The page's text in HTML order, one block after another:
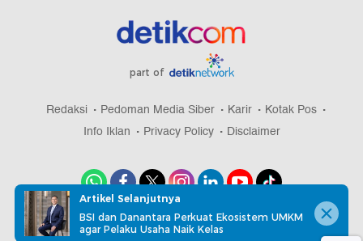
part of
Redaksi Pedoman Media Siber Karir
Kotak Pos
Info Iklan
Privacy Policy Disclaimer
Download aplikasi detikcom
Artikel Selanjutnya
BSI dan Danantara Perkuat Ekosistem UMKM
agar Pelaku Usaha Naik Kelas